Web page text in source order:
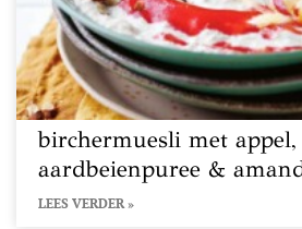
birchermuesli met appel,
aardbeienpuree &
LEES VERDER »